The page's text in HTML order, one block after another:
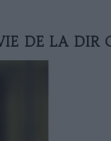
DE LA DIR